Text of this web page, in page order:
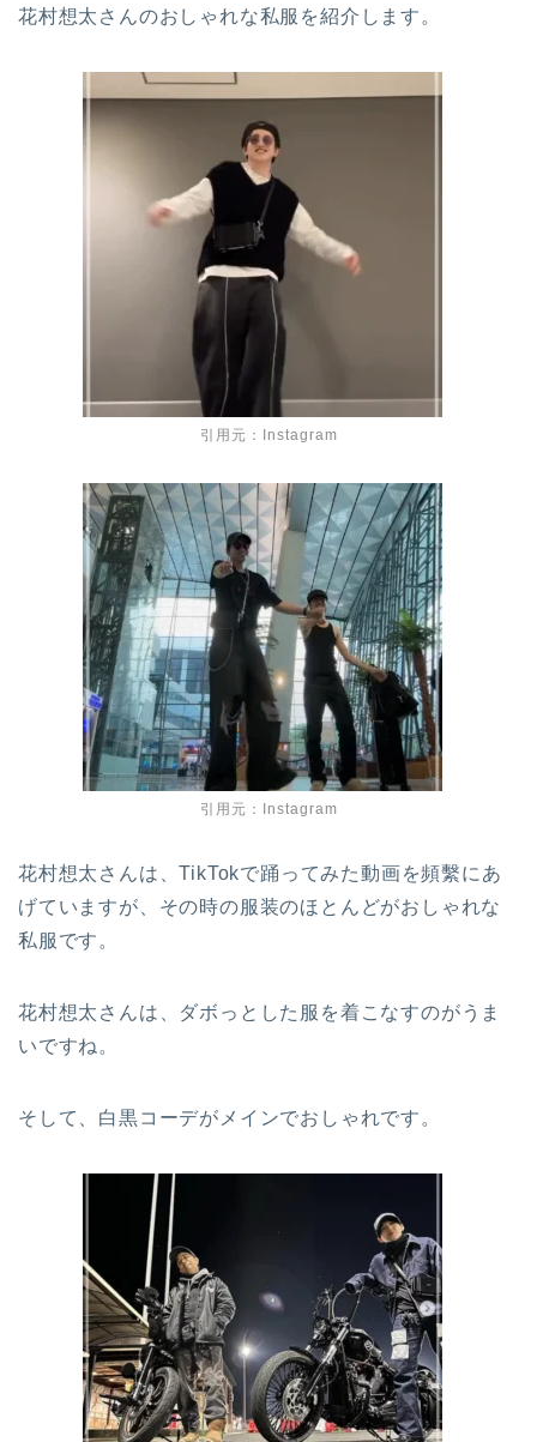
花村想太さんのおしゃれな私服を紹介します。
引用元：Instagram
引用元：Instagram
花村想太さんは、TikTokで踊ってみた動画を頻繫にあ
げていますが、その時の服装のほとんどがおしゃれな
私服です。
花村想太さんは、ダボっとした服を着こなすのがうま
いですね。
そして、白黒コーデがメインでおしゃれです。